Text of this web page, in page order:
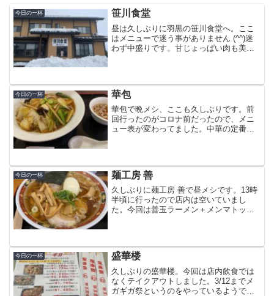
今日の一杯 笹川食堂
昼は久しぶりに羽黒の笹川食堂へ。ここ
はメニューで迷う事がありません (^^)迷
わず中盛りです。甘じょっぱい肉も美味
と思ってます。ラー...
今日の一杯 華包
華包で晩メシ、ここも久しぶりです。前
回行ったのがコロナ前だったので、メニ
ュー表が変わってました。中華の定番、
くなったというか、水っぽく...
今日の一杯 麺工房 善
久しぶりに麺工房 善で昼メシです。13時
半頃に行ったので店内は空いていまし
た。今回は善玉ラーメン＋メンマトッピ
の管理人はこれでも十...
今日の一杯 盛華楼
久しぶりの盛華楼。今回は店内飲食では
なくテイクアウトしました。3/12までメ
ガギガ祭というのをやっているようで